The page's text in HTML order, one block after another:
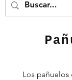
Los pañuelos